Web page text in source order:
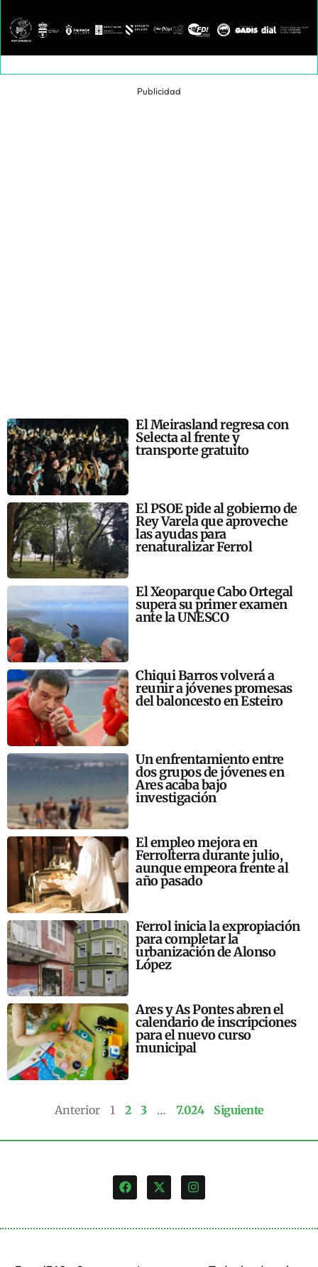
Publicidad
El Meirasland regresa con
Selecta al frente y
transporte gratuito
El PSOE pide al gobierno de
Rey Varela que aproveche
las ayudas para
renaturalizar Ferrol
El Xeoparque Cabo Ortegal
supera su primer examen
ante la UNESCO
Chiqui Barros volverá a
reunir a jóvenes promesas
del baloncesto en Esteiro
Un enfrentamiento entre
dos grupos de jóvenes en
Ares acaba bajo
investigación
El empleo mejora en
Ferrolterra durante julio,
aunque empeora frente al
año pasado
Ferrol inicia la expropiación
para completar la
urbanización de Alonso
López
Ares y As Pontes abren el
calendario de inscripciones
para el nuevo curso
municipal
Anterior 1 2 3 … 7.024 Siguiente